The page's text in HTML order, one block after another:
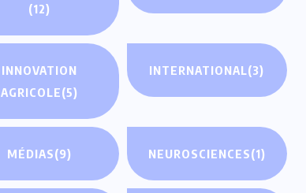
(12)
INNOVATION
AGRICOLE(5)
INTERNATIONAL(3)
MÉDIAS(9) NEUROSCIENCES(1)